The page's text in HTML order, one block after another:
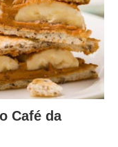
Café da